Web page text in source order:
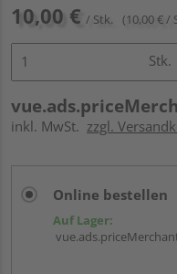
10,00 € / Stk. (10,00 € /
Stk.
inkl. MwSt. zzgl.
Online bestellen
Auf Lager: